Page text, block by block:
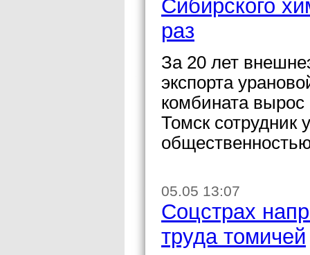
Сибирского
раз
За 20 лет
экспорта
комбината
Томск сотрудник
05.05 13:07
Соцстрах
труда томичей